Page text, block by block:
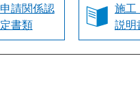
申請関係認
定書類
施工
説明